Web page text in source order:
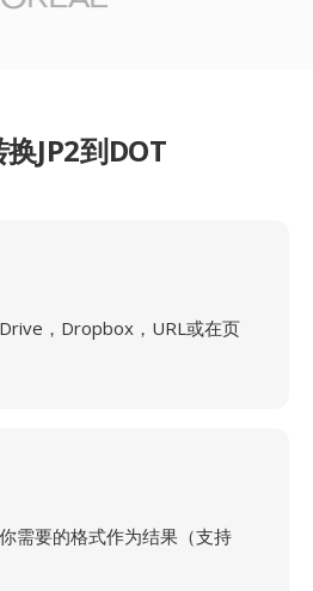
JP2到DOT
，Dropbox，URL或在页
需要的格式作为结果（支持